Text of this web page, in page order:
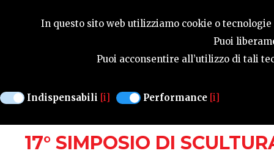
In questo sito web utilizziamo cookie o
Puoi
Puoi acconsentire all’utilizzo di tali
Indispensabili [i] Performance [i]
GUIDA
17° SIMPOSIO DI